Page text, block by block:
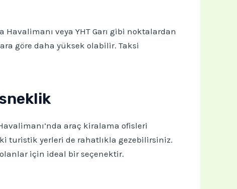
Havalimanı veya YHT Garı gibi noktalardan
göre daha yüksek olabilir. Taksi
araç kiralama ofisleri
turistik yerleri de rahatlıkla gezebilirsiniz.
için ideal bir seçenektir.